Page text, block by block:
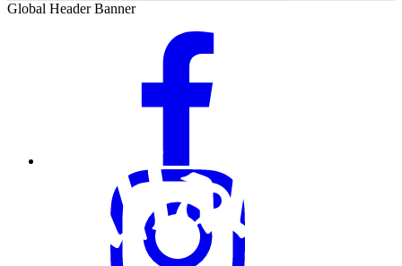
Global Header Banner